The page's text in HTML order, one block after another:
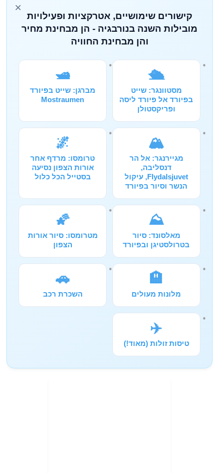
×
קישורים שימושיים, אטרקציות ופעילויות
מובילות השנה בנורבגיה - הן מבחינת מחיר
והן מבחינת החוויה
🛳️
מסטוונגר: שייט
בפיורד אל פיורד ליסה
ופריקסטולן
🛥️
מברגן: שייט בפיורד
Mostraumen
🏔️
מגיירנגר: אל הר
דנסליבה,
Flydalsjuvet, עיקול
הנשר וסיור בפיורד
🌌
טרומסו: מרדף אחר
אורות הצפון נסיעה
בסטייל הכל כלול
⛰️
מאלסונד: סיור
בטרולסטיגן ובפיורד
🌠
מטרומסו: סיור אורות
הצפון
🏨
מלונות מעולים
🚗
השכרת רכב
✈️
טיסות זולות (מאוד!)